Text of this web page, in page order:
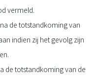
vermeld.
de totstandkoming van
indien zij het gevolg zijn
de totstandkoming van de